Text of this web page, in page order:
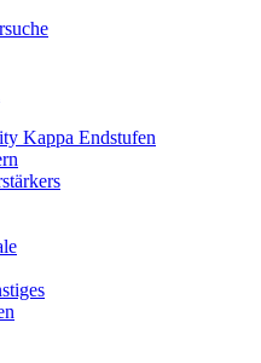
Kappa Endstufen